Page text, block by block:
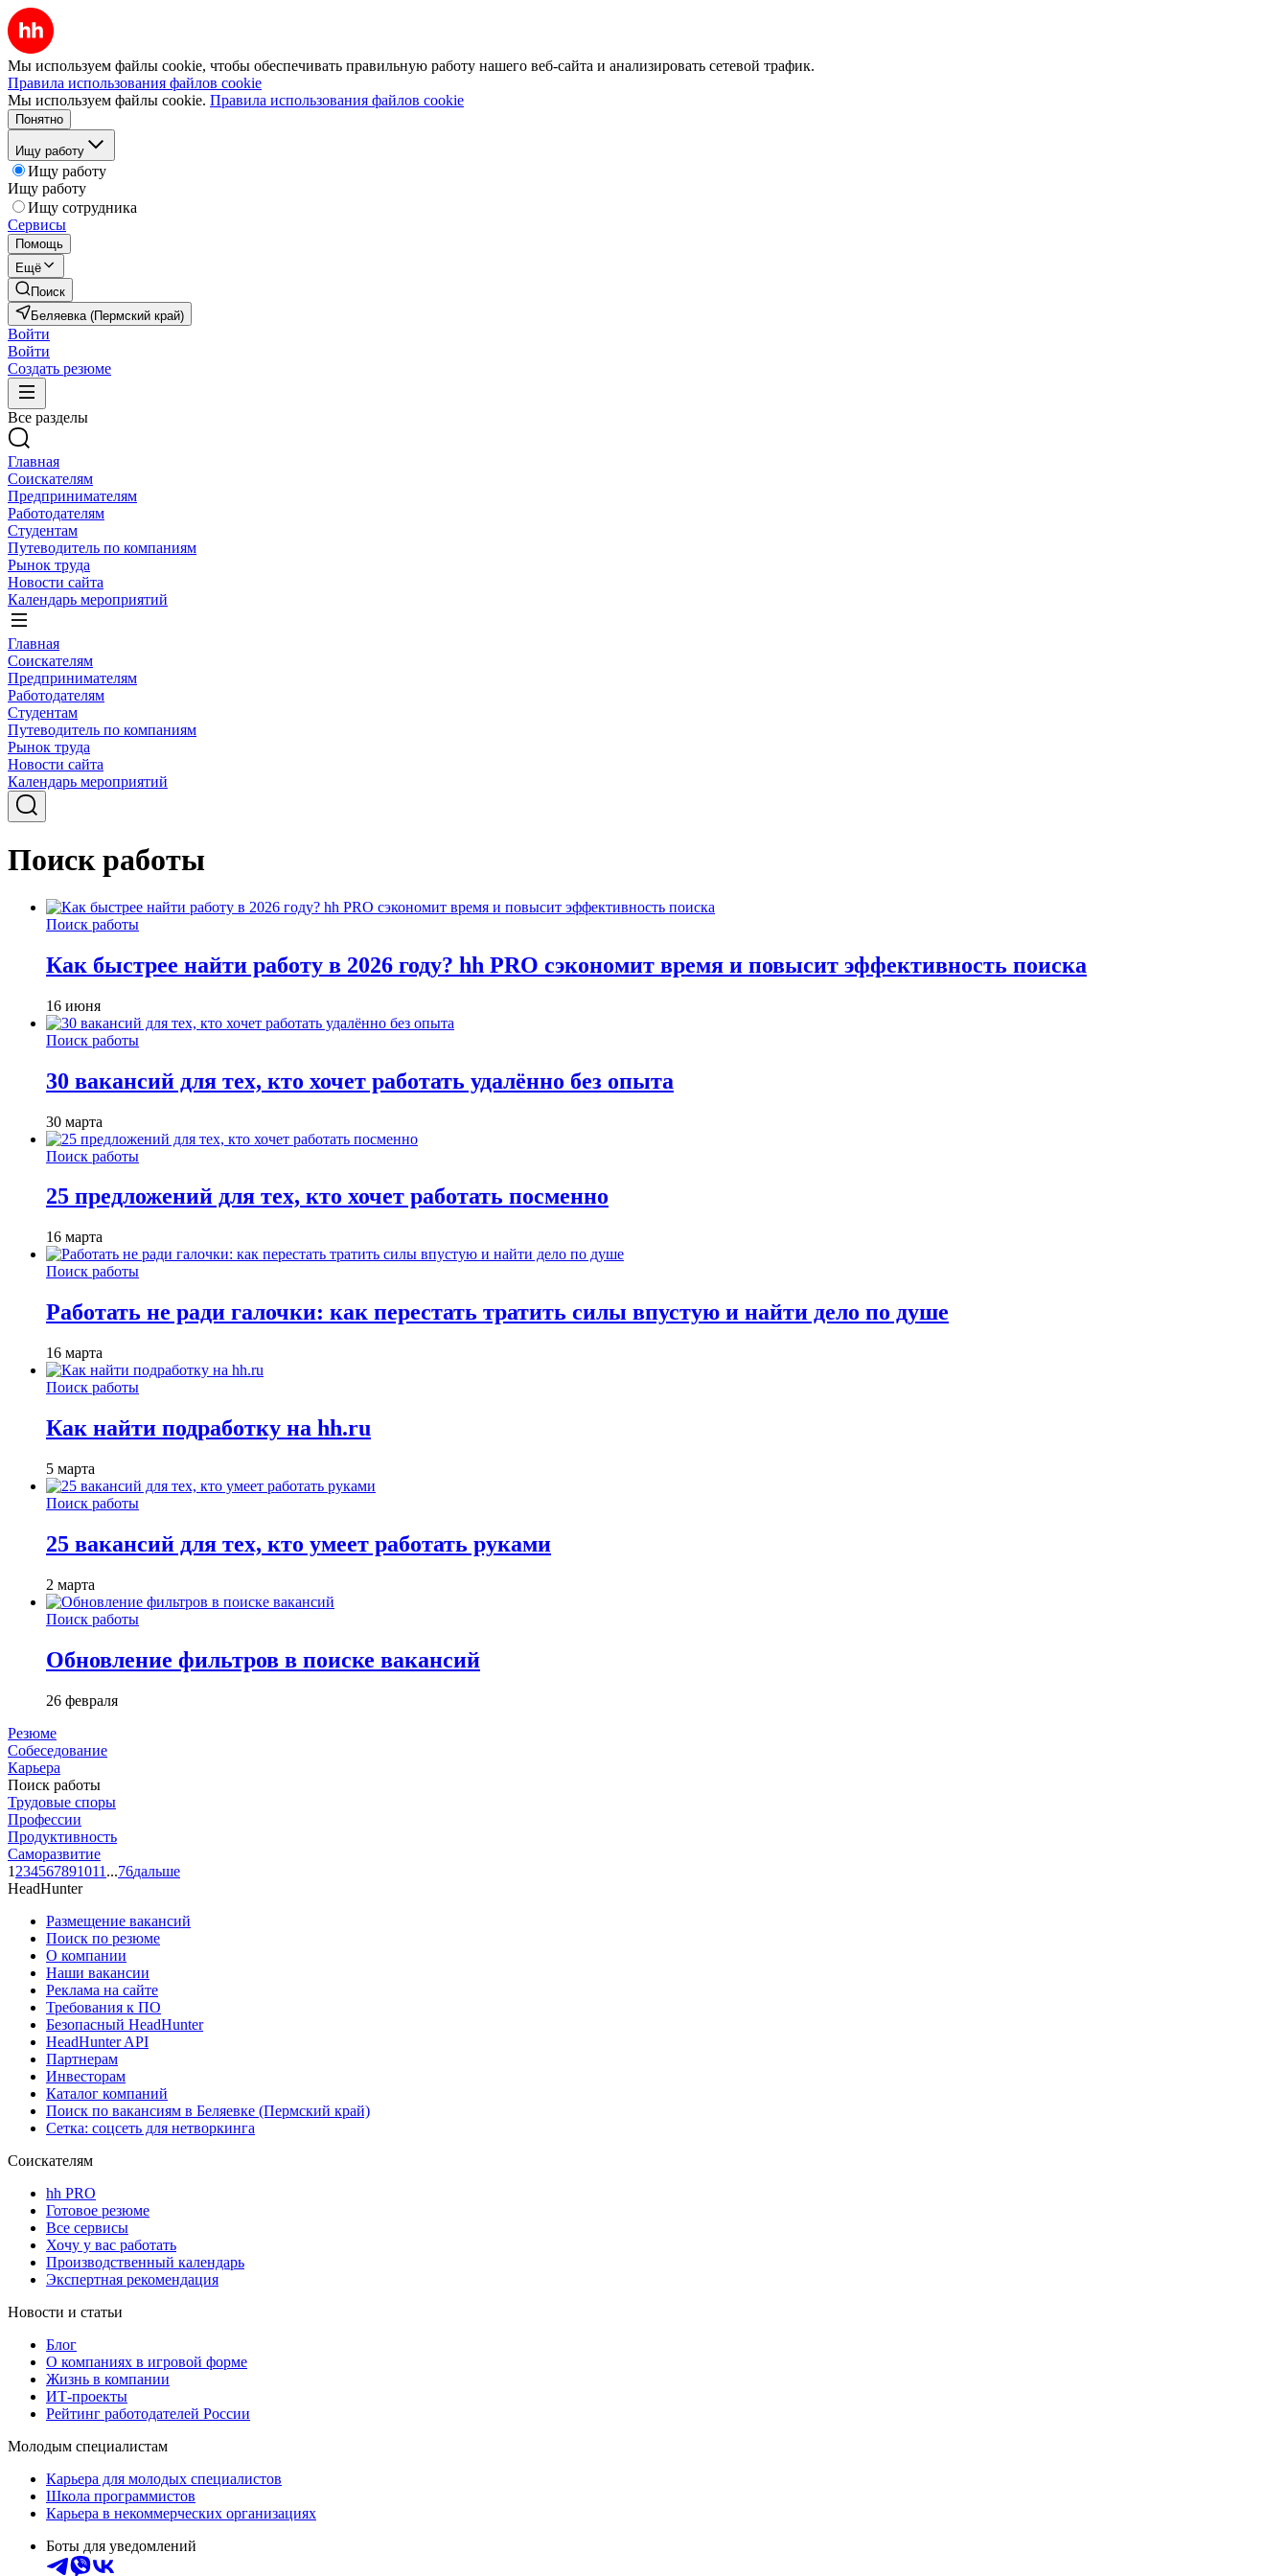
Мы используем файлы cookie, чтобы обеспечивать правильную работу нашего веб-сайта и анализировать сетевой трафик.
Правила использования файлов cookie
Мы используем файлы cookie. Правила использования файлов cookie
Понятно
Ищу работу
Ищу работу
Ищу работу
Ищу сотрудника
Сервисы
Помощь
Ещё
Поиск
Беляевка (Пермский край)
Войти
Войти
Создать резюме
Все разделы
Главная
Соискателям
Предпринимателям
Работодателям
Студентам
Путеводитель по компаниям
Рынок труда
Новости сайта
Календарь мероприятий
Главная
Соискателям
Предпринимателям
Работодателям
Студентам
Путеводитель по компаниям
Рынок труда
Новости сайта
Календарь мероприятий
Поиск работы
Поиск работы
Как быстрее найти работу в 2026 году? hh PRO сэкономит время и повысит эффективность поиска
16 июня
Поиск работы
30 вакансий для тех, кто хочет работать удалённо без опыта
30 марта
Поиск работы
25 предложений для тех, кто хочет работать посменно
16 марта
Поиск работы
Работать не ради галочки: как перестать тратить силы впустую и найти дело по душе
16 марта
Поиск работы
Как найти подработку на hh.ru
5 марта
Поиск работы
25 вакансий для тех, кто умеет работать руками
2 марта
Поиск работы
Обновление фильтров в поиске вакансий
26 февраля
Резюме
Собеседование
Карьера
Поиск работы
Трудовые споры
Профессии
Продуктивность
Саморазвитие
1 234567891011 ...76дальше
HeadHunter
Размещение вакансий
Поиск по резюме
О компании
Наши вакансии
Реклама на сайте
Требования к ПО
Безопасный HeadHunter
HeadHunter API
Партнерам
Инвесторам
Каталог компаний
Поиск по вакансиям в Беляевке (Пермский край)
Сетка: соцсеть для нетворкинга
Соискателям
hh PRO
Готовое резюме
Все сервисы
Хочу у вас работать
Производственный календарь
Экспертная рекомендация
Новости и статьи
Блог
О компаниях в игровой форме
Жизнь в компании
ИТ-проекты
Рейтинг работодателей России
Молодым специалистам
Карьера для молодых специалистов
Школа программистов
Карьера в некоммерческих организациях
Боты для уведомлений